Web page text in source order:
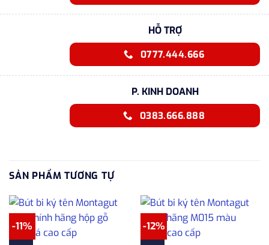
HỖ TRỢ
0777.444.666
P. KINH DOANH
0383.666.888
SẢN PHẨM TƯƠNG TỰ
-11% -12%